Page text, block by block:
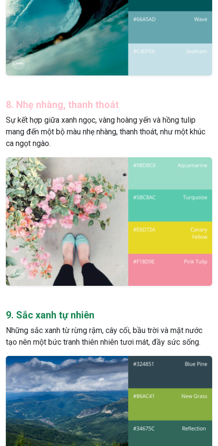
8. Nhẹ nhàng, thanh thoát
Sự kết hợp giữa xanh ngọc, vàng hoàng yến và hồng tulip
mang đến một bộ màu nhẹ nhàng, thanh thoát, như một khúc
ca ngọt ngào.
9. Sắc xanh tự nhiên
Những sắc xanh từ rừng rậm, cây cối, bầu trời và mặt nước
tạo nên một bức tranh thiên nhiên tươi mát, đầy sức sống.